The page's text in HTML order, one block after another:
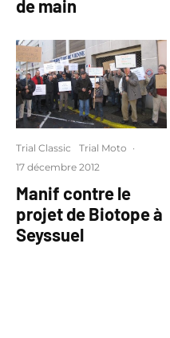
de main
Trial Classic Trial Moto ·
17 décembre 2012
Manif contre le
projet de Biotope à
Seyssuel